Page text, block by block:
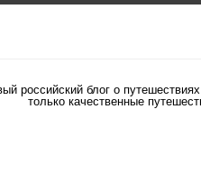
российский блог о
только качественные